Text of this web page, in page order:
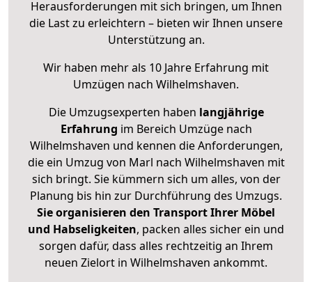
Herausforderungen mit sich bringen, um Ihnen
die Last zu erleichtern – bieten wir Ihnen unsere
Unterstützung an.
Wir haben mehr als 10 Jahre Erfahrung mit
Umzügen nach Wilhelmshaven.
Die Umzugsexperten haben langjährige
Erfahrung im Bereich Umzüge nach
Wilhelmshaven und kennen die Anforderungen,
die ein Umzug von Marl nach Wilhelmshaven mit
sich bringt. Sie kümmern sich um alles, von der
Planung bis hin zur Durchführung des Umzugs.
Sie organisieren den Transport Ihrer Möbel
und Habseligkeiten, packen alles sicher ein und
sorgen dafür, dass alles rechtzeitig an Ihrem
neuen Zielort in Wilhelmshaven ankommt.